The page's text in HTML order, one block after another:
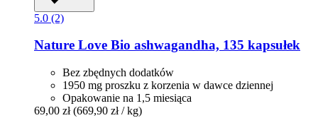
5.0 (2)
Nature Love Bio ashwagandha, 135 kapsułek
Bez zbędnych dodatków
1950 mg proszku z korzenia w dawce dziennej
Opakowanie na 1,5 miesiąca
69,00 zł (669,90 zł / kg)